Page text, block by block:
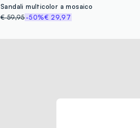
Sandali multicolor a mosaico
€ 59,95-50%€ 29,97